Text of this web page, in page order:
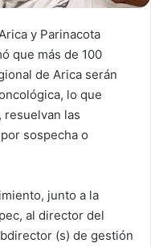
y Parinacota
que más de 100
de Arica serán
lo que
resuelvan las
sospecha o
junto a la
al director del
(s) de gestión